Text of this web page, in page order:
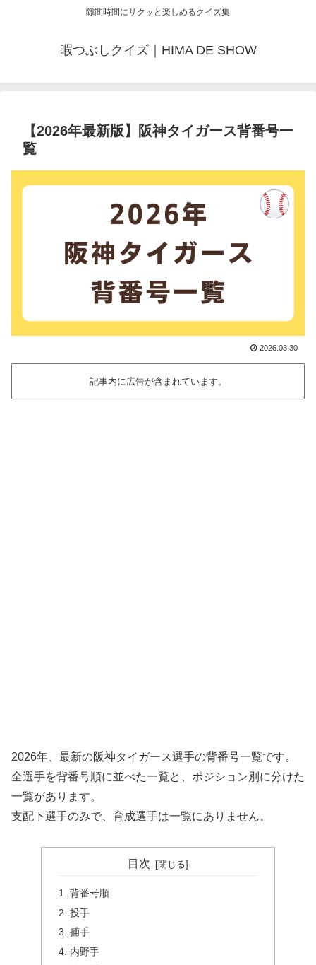
隙間時間にサクッと楽しめるクイズ集
暇つぶしクイズ｜HIMA DE SHOW
【2026年最新版】阪神タイガース背番号一
覧
2026.03.30
記事内に広告が含まれています。
2026年、最新の阪神タイガース選手の背番号一覧です。
全選手を背番号順に並べた一覧と、ポジション別に分けた
一覧があります。
支配下選手のみで、育成選手は一覧にありません。
目次
背番号順
投手
捕手
内野手